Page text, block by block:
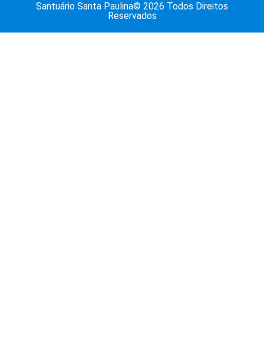
Santuário Santa Paulina© 2026 Todos Direitos
Reservados